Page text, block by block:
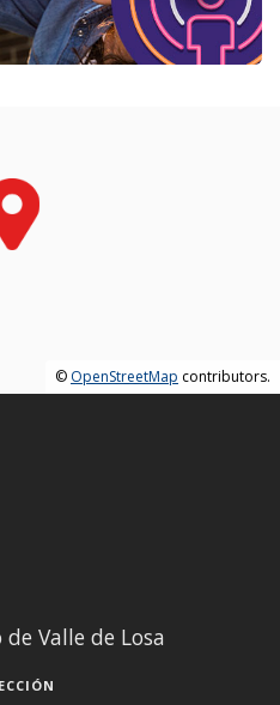
© OpenStreetMap contributors.
Valle de Losa